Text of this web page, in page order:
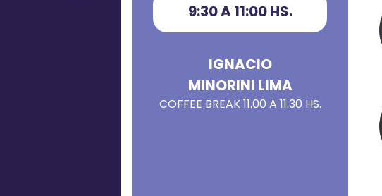
9:30 A 11:00 HS.
IGNACIO
MINORINI LIMA
COFFEE BREAK 11.00 A 11.30 HS.